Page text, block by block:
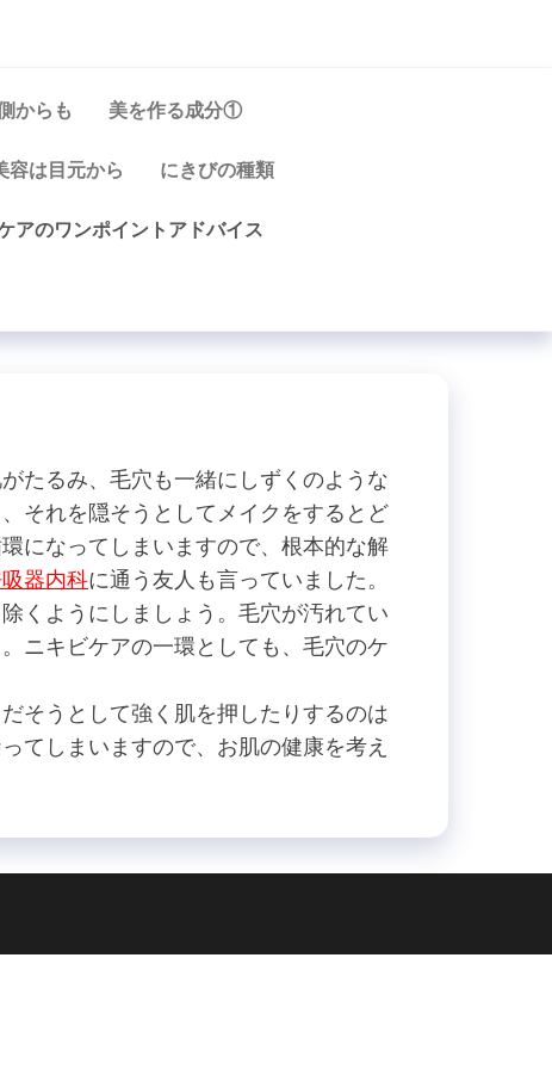
からも 美を作る成分①
容は目元から にきびの種類
アのワンポイントアドバイス
たるみ、毛穴も一緒にしずくのような
それを隠そうとしてメイクをするとど
になってしまいますので、根本的な解
器内科に通う友人も言っていました。
くようにしましょう。毛穴が汚れてい
ニキビケアの一環としても、毛穴のケ
そうとして強く肌を押したりするのは
てしまいますので、お肌の健康を考え